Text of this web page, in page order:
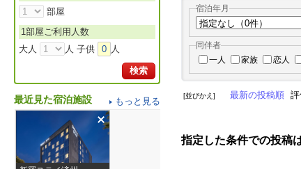
部屋
1部屋ご利用人数
大人
人 子供 0 人
検索
最近見た宿泊施設 もっと見る
宿泊年月
同伴者
一人
家族 恋人
[並びかえ] 最新の投稿順
指定した条件での投稿